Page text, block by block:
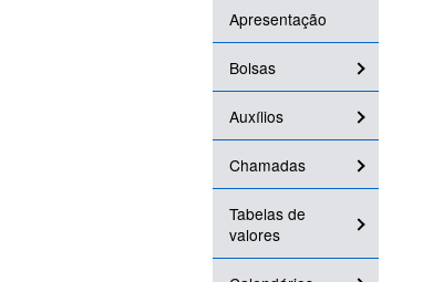
Apresentação
Bolsas
Auxílios
Chamadas
Tabelas de
valores